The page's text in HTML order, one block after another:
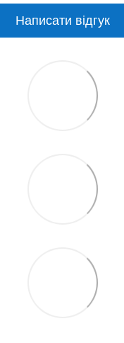
Написати відгук